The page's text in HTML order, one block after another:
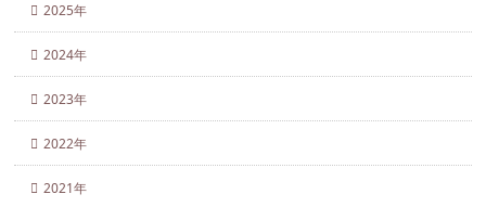
2025年
2024年
2023年
2022年
2021年